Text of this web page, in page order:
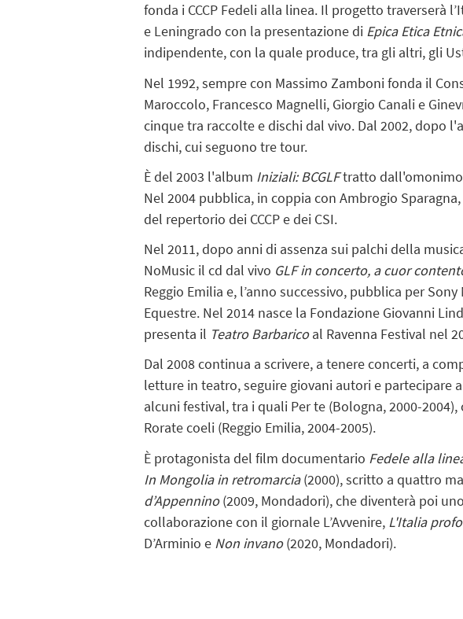
fonda i CCCP Fedeli alla linea. Il progetto traverserà
e Leningrado con la presentazione di Epica Etica
indipendente, con la quale produce, tra gli altri, gli
Nel 1992, sempre con Massimo Zamboni fonda il
Maroccolo, Francesco Magnelli, Giorgio Canali e
cinque tra raccolte e dischi dal vivo. Dal 2002, dopo
dischi, cui seguono tre tour.
È del 2003 l'album Iniziali: BCGLFtratto dall'omonimo
Nel 2004 pubblica, in coppia con Ambrogio
del repertorio dei CCCP e dei CSI.
Nel 2011, dopo anni di assenza sui palchi della
NoMusic il cd dal vivo GLF in concerto, a cuor
Reggio Emilia e, l’anno successivo, pubblica per
Equestre. Nel 2014 nasce la Fondazione Giovanni
presenta il Teatro Barbaricoal Ravenna Festival nel
Dal 2008 continua a scrivere, a tenere concerti, a
letture in teatro, seguire giovani autori e partecipare
alcuni festival, tra i quali Per te (Bologna, 2000-
Rorate coeli (Reggio Emilia, 2004-2005).
È protagonista del film documentario Fedele alla
In Mongolia in retromarcia(2000), scritto a quattro
d’Appennino(2009, Mondadori), che diventerà poi
collaborazione con il giornale L’Avvenire, L'Italia
D’Arminio e Non invano(2020, Mondadori).